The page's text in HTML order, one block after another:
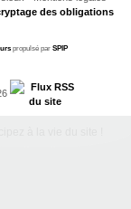
des obligations
propulsé par SPIP